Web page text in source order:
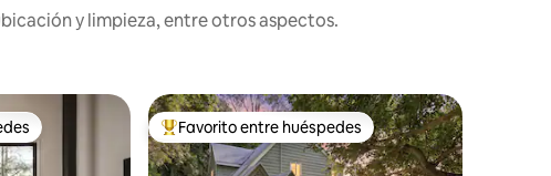
y limpieza, entre otros aspectos.
entre huéspedes De los mejores en Favorito entre huéspedes
Favorito entre huéspedes